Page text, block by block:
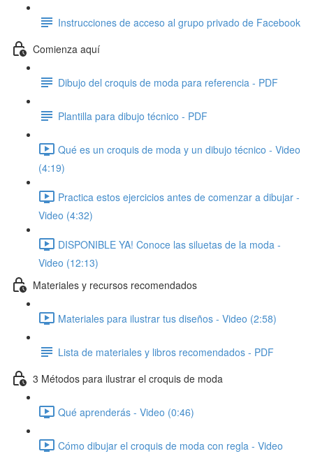
Instrucciones de acceso al grupo privado de Facebook
Comienza aquí
Dibujo del croquis de moda para referencia - PDF
Plantilla para dibujo técnico - PDF
Qué es un croquis de moda y un dibujo técnico - Video
(4:19)
Practica estos ejercicios antes de comenzar a dibujar -
Video (4:32)
DISPONIBLE YA! Conoce las siluetas de la moda -
Video (12:13)
Materiales y recursos recomendados
Materiales para ilustrar tus diseños - Video (2:58)
Lista de materiales y libros recomendados - PDF
3 Métodos para ilustrar el croquis de moda
Qué aprenderás - Video (0:46)
Cómo dibujar el croquis de moda con regla - Video